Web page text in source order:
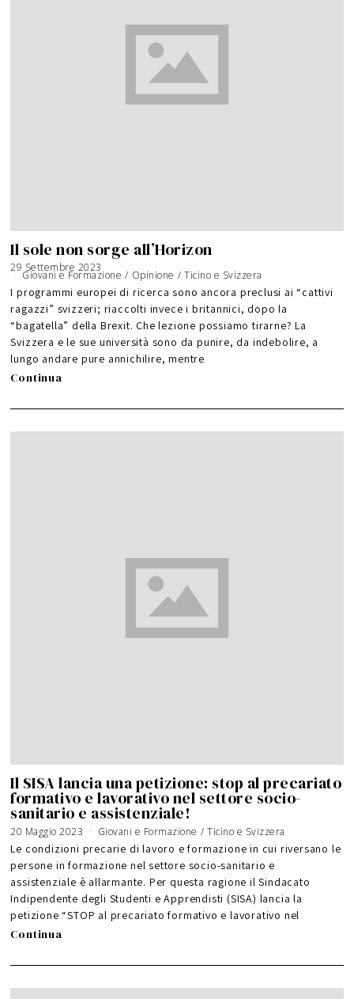
Il sole non sorge all’Horizon
29 Settembre 2023
Giovani e Formazione / Opinione / Ticino e Svizzera
I programmi europei di ricerca sono ancora preclusi ai “cattivi
ragazzi” svizzeri; riaccolti invece i britannici, dopo la
“bagatella” della Brexit. Che lezione possiamo tirarne? La
Svizzera e le sue università sono da punire, da indebolire, a
lungo andare pure annichilire, mentre
Continua
Il SISA lancia una petizione: stop al precariato
formativo e lavorativo nel settore socio-
sanitario e assistenziale!
20 Maggio 2023 Giovani e Formazione / Ticino e Svizzera
Le condizioni precarie di lavoro e formazione in cui riversano le
persone in formazione nel settore socio-sanitario e
assistenziale è allarmante. Per questa ragione il Sindacato
Indipendente degli Studenti e Apprendisti (SISA) lancia la
petizione “STOP al precariato formativo e lavorativo nel
Continua